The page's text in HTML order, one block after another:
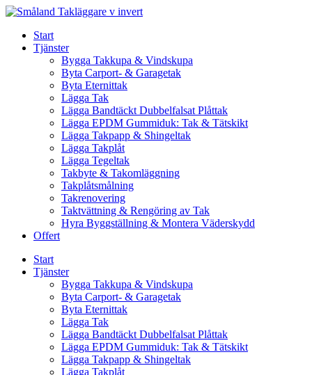
Skip
contentStart
Tjänster
Bygga Takkupa & Vindskupa
Byta Carport- & Garagetak
Byta Eternittak
Lägga Tak
Lägga Bandtäckt Dubbelfalsat Plåttak
Lägga EPDM Gummiduk: Tak & Tätskikt
Lägga Takpapp & Shingeltak
Lägga Takplåt
Lägga Tegeltak
Takbyte & Takomläggning
Takplåtsmålning
Takrenovering
Taktvättning & Rengöring av Tak
Hyra Byggställning & Montera Väderskydd
Offert
Start
Tjänster
Bygga Takkupa & Vindskupa
Byta Carport- & Garagetak
Byta Eternittak
Lägga Tak
Lägga Bandtäckt Dubbelfalsat Plåttak
Lägga EPDM Gummiduk: Tak & Tätskikt
Lägga Takpapp & Shingeltak
Lägga Takplåt